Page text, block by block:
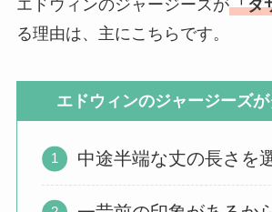
エドウィンのジャージーズが「ダ
る理由は、主にこちらです。
エドウィンのジャージーズ
中途半端な丈の長さを